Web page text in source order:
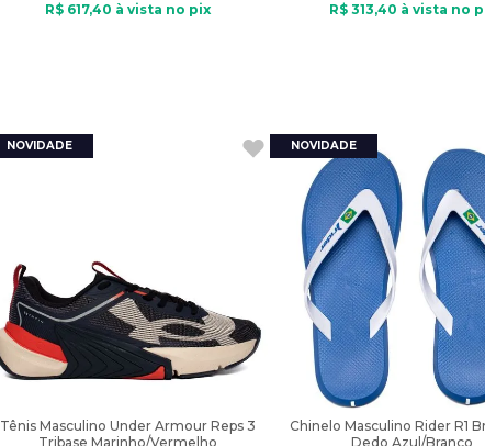
R$ 617,40 à vista no pix R$ 313,40 à vista no
Tênis Masculino Under Armour Reps 3
Tribase Marinho/Vermelho
Chinelo Masculino Rider R1
Dedo Azul/Branco